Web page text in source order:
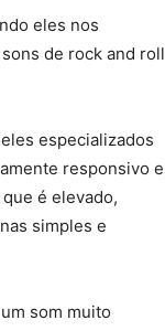
eles nos
de rock and roll
especializados
responsivo e
é elevado,
simples e
som muito